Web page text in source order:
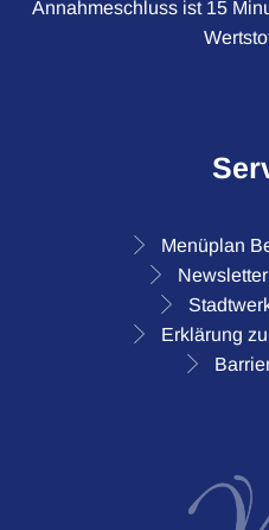
Annahmeschluss ist 15
Menüplan
Erklärung